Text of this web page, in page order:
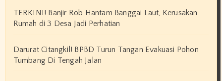
TERKINI! Banjir Rob Hantam Banggai Laut, Kerusakan
Rumah di 3 Desa Jadi Perhatian
Darurat Citangkil! BPBD Turun Tangan Evakuasi Pohon
Tumbang Di Tengah Jalan